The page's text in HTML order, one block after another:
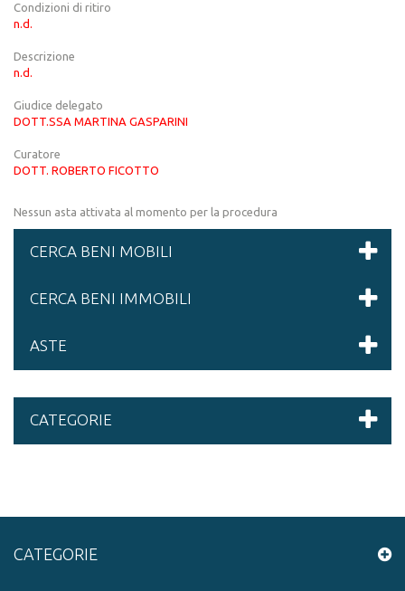
Condizioni di ritiro
n.d.
Descrizione
n.d.
Giudice delegato
DOTT.SSA MARTINA GASPARINI
Curatore
DOTT. ROBERTO FICOTTO
Nessun asta attivata al momento per la procedura
CERCA BENI MOBILI
CERCA BENI IMMOBILI
ASTE
CATEGORIE
CATEGORIE